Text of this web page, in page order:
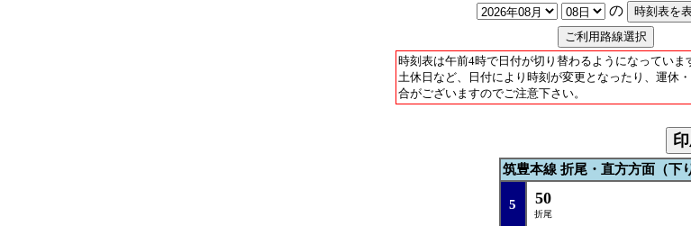
の
時刻表は午前4時で日付が切り替わるようになっていま
土休日など、日付により時刻が変更となったり、運休
合がございますのでご注意下さい。
筑豊本線 折尾・直方方面（下り
5 50
折尾